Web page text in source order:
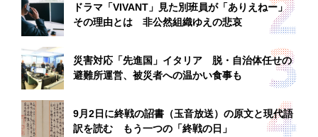
ドラマ「VIVANT」見た別班員が「ありえねー」
その理由とは 非公然組織ゆえの悲哀
災害対応「先進国」イタリア 脱・自治体任せの
避難所運営、被災者への温かい食事も
9月2日に終戦の詔書（玉音放送）の原文と現代語
訳を読む もう一つの「終戦の日」